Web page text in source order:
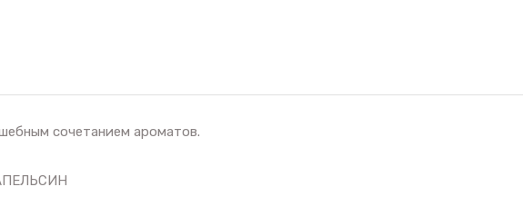
сочетанием ароматов.